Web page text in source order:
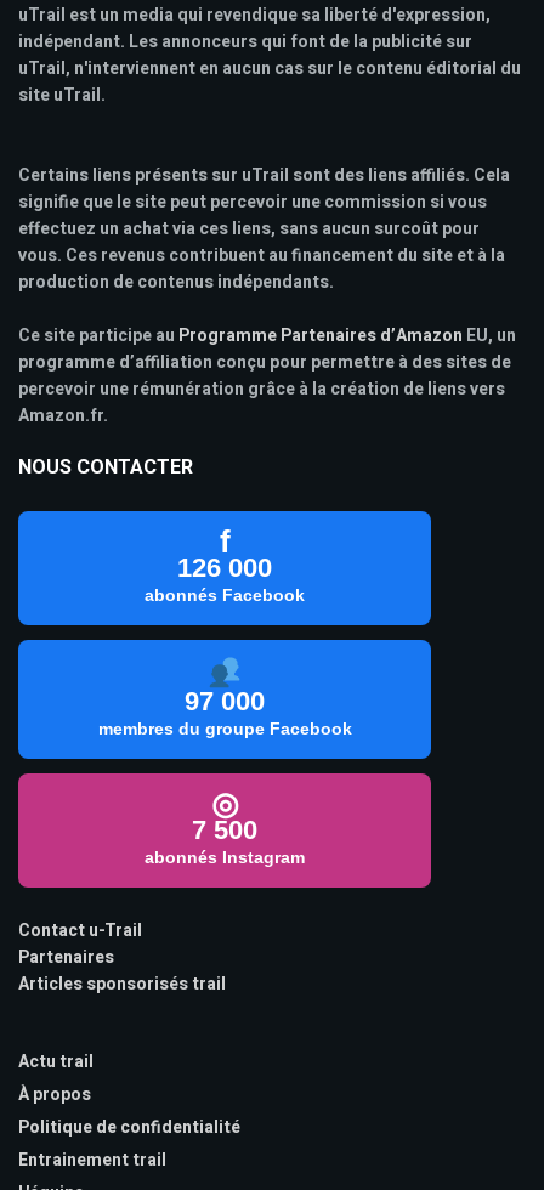
uTrail est un media qui revendique sa liberté d'expression,
indépendant. Les annonceurs qui font de la publicité sur
uTrail, n'interviennent en aucun cas sur le contenu éditorial du
site uTrail.
Certains liens présents sur uTrail sont des liens affiliés. Cela
signifie que le site peut percevoir une commission si vous
effectuez un achat via ces liens, sans aucun surcoût pour
vous. Ces revenus contribuent au financement du site et à la
production de contenus indépendants.
Ce site participe au Programme Partenaires d’Amazon EU, un
programme d’affiliation conçu pour permettre à des sites de
percevoir une rémunération grâce à la création de liens vers
Amazon.fr.
NOUS CONTACTER
f
126 000
abonnés Facebook
97 000
membres du groupe Facebook
◎
7 500
abonnés Instagram
Contact u-Trail
Partenaires
Articles sponsorisés trail
Actu trail
À propos
Politique de confidentialité
Entrainement trail